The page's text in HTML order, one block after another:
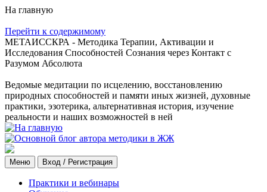
На главную
Перейти к содержимому
МЕТАИССКРА - Методика Терапии, Активации и
Исследования Способностей Сознания через Контакт с
Разумом Абсолюта
Ведомые медитации по исцелению, восстановлению
природных способностей и памяти иных жизней, духовные
практики, эзотерика, альтернативная история, изучение
реальности и наших возможностей в ней
Меню Вход / Регистрация
Практики и вебинары